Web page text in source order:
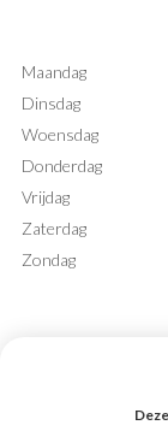
Maandag
Dinsdag
Woensdag
Donderdag
Vrijdag
Zaterdag
Zondag